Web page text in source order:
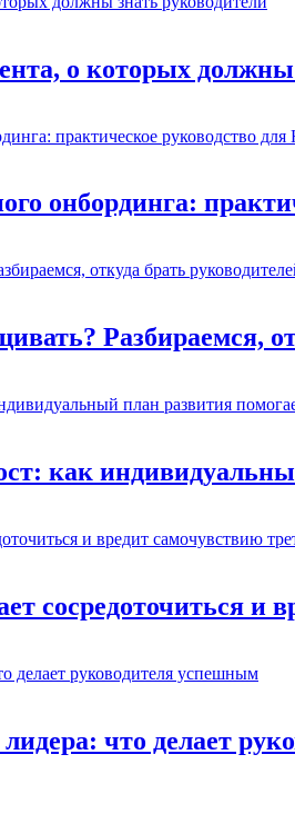
о которых должны
онбординга:
Разбираемся,
как
сосредоточиться и
что делает